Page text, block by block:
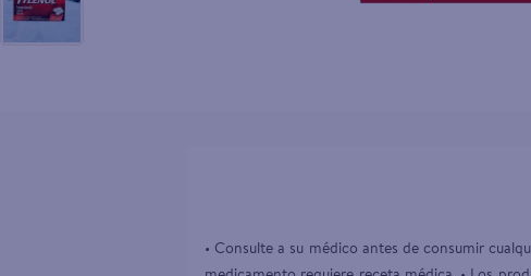
• Consulte a su médico antes de consumir